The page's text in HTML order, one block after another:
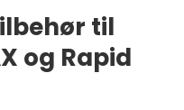
til
og Rapid